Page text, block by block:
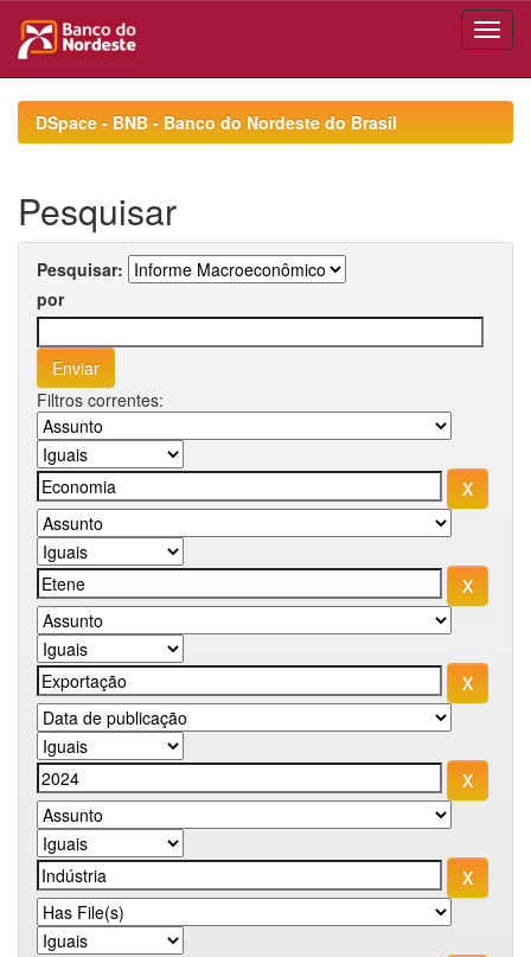
navigationDSpace - BNB - Banco do Nordeste do Brasil
Pesquisar
Pesquisar:
por
Filtros correntes: